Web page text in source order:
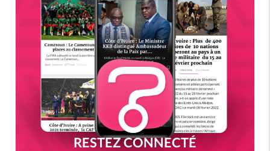
RESTEZ CONNECTÉ